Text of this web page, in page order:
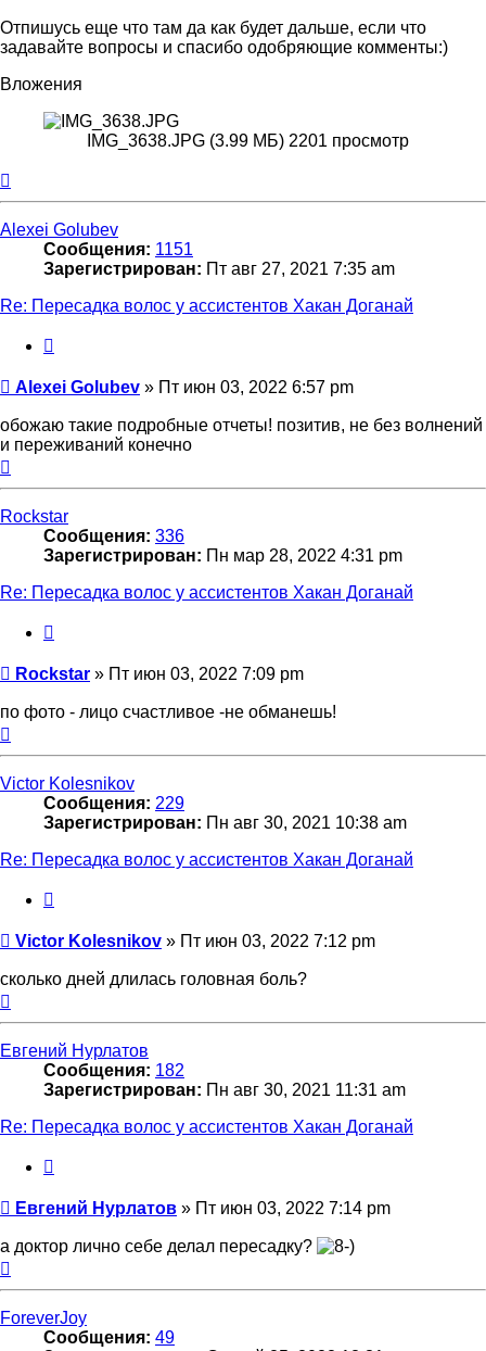
Отпишусь еще что там да как будет дальше, если что
задавайте вопросы и спасибо одобряющие комменты:)
Вложения
IMG_3638.JPG (3.99 МБ) 2201 просмотр
Alexei Golubev
Сообщения: 1151
Зарегистрирован: Пт авг 27, 2021 7:35 am
Re: Пересадка волос у ассистентов Хакан Доганай
Сообщение
Alexei Golubev » Пт июн 03, 2022 6:57 pm
обожаю такие подробные отчеты! позитив, не без волнений
и переживаний конечно
Rockstar
Сообщения: 336
Зарегистрирован: Пн мар 28, 2022 4:31 pm
Re: Пересадка волос у ассистентов Хакан Доганай
Сообщение
Rockstar » Пт июн 03, 2022 7:09 pm
по фото - лицо счастливое -не обманешь!
Victor Kolesnikov
Сообщения: 229
Зарегистрирован: Пн авг 30, 2021 10:38 am
Re: Пересадка волос у ассистентов Хакан Доганай
Сообщение
Victor Kolesnikov » Пт июн 03, 2022 7:12 pm
сколько дней длилась головная боль?
Евгений Нурлатов
Сообщения: 182
Зарегистрирован: Пн авг 30, 2021 11:31 am
Re: Пересадка волос у ассистентов Хакан Доганай
Сообщение
Евгений Нурлатов » Пт июн 03, 2022 7:14 pm
а доктор лично себе делал пересадку?
ForeverJoy
Сообщения: 49